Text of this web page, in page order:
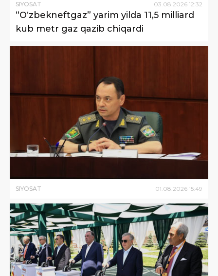
SIYOSAT 03.08.2026 12:32
“Oʻzbekneftgaz” yarim yilda 11,5 milliard
kub metr gaz qazib chiqardi
SIYOSAT 01 08 2026 15:49